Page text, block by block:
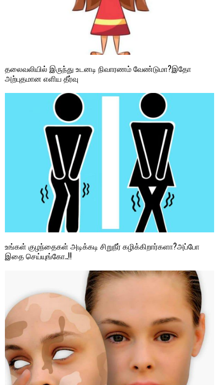
தலைவலியில் இருந்து உடனடி நிவாரணம் வேண்டுமா?இதோ
அற்புதமான எளிய தீர்வு
உங்கள் குழந்தைகள் அடிக்கடி சிறுநீர் கழிக்கிறார்களா?அப்போ
இதை செய்யுங்கோ..!!